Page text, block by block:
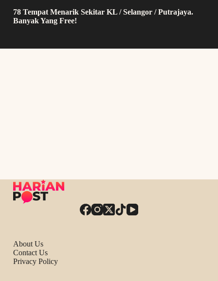
78 Tempat Menarik Sekitar KL / Selangor / Putrajaya.
Banyak Yang Free!
About Us
Contact Us
Privacy Policy